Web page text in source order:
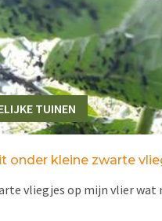
TUINEN
onder kleine zwarte
vliegjes op mijn vlier wat